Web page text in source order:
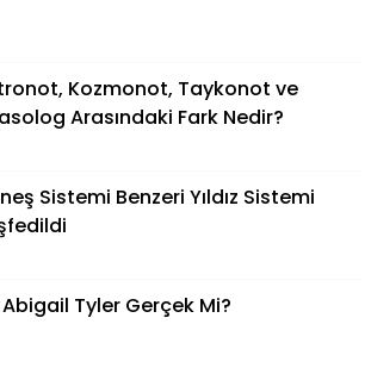
Kozmonot, Taykonot ve
Arasındaki Fark Nedir?
Sistemi Benzeri Yıldız Sistemi
Abigail Tyler Gerçek Mi?